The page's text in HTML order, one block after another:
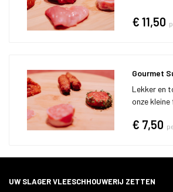
€ 11,50
Gourmet
Lekker en
onze kleine
€ 7,50
UW SLAGER VLEESCHHOUWERIJ ZETTEN